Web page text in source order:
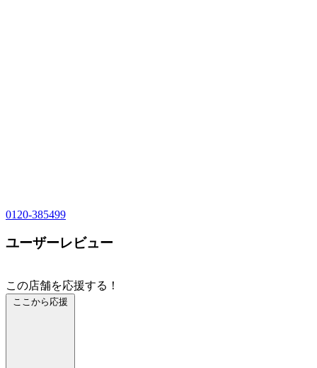
0120-385499
ユーザーレビュー
この店舗を応援する！
ここから応援